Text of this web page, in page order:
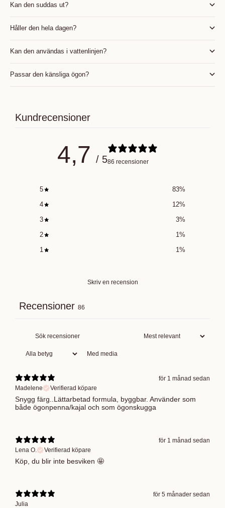
Kan den suddas ut?
Håller den hela dagen?
Kan den användas i vattenlinjen?
Passar den känsliga ögon?
Kundrecensioner
4,7 / 586 recensioner
5 83%
4
12%
3
3%
2
1%
1
1%
Skriv en recension
Recensioner 86
Med media
för 1 månad sedan
Madelene
Verifierad köpare
Snygg färg..Lättarbetad formula, byggbar. Använder som
både ögonpenna/kajal och som ögonskugga
för 1 månad sedan
Lena O.
Verifierad köpare
Köp, du blir inte besviken 🤩
för 5 månader sedan
Julia